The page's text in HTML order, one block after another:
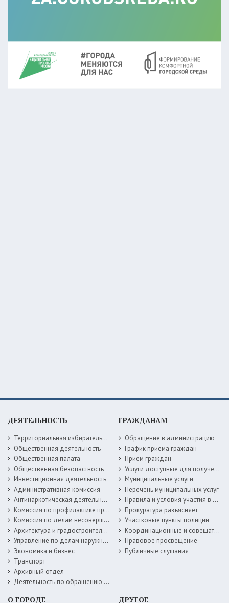
ДЕЯТЕЛЬНОСТЬ
Территориальная избирательная комиссия
Общественная деятельность
Общественная палата
Общественная безопастность
Инвестиционная деятельность
Административная комиссия
Антинаркотическая деятельность
Комиссия по профилактике правонарушений
Комиссия по делам несовершеннолетних
Архитектура и градостроительство
Управление по делам наружной рекламы
Экономика и бизнес
Транспорт
Архивный отдел
Деятельность по обращению с животными без владельцев
ГРАЖДАНАМ
Обращение в администрацию
График приема граждан
Прием граждан
Услуги доступные для получения в электронной форме
Муниципальные услуги
Перечень муниципальных услуг
Правила и условия участия в жилищных программах
Прокуратура разъясняет
Участковые пункты полиции
Координационные и совещательные органы
Правовое просвещение
Публичные слушания
О ГОРОДЕ ДРУГОЕ